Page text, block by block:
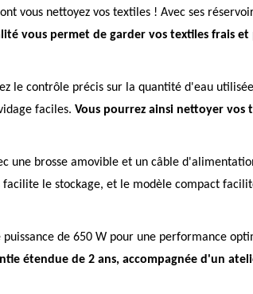
vous nettoyez vos textiles ! Avec ses
vous permet de garder vos textiles frais
le contrôle précis sur la quantité d'eau
faciles. Vous pourrez ainsi nettoyer vos
une brosse amovible et un câble
le stockage, et le modèle compact
de 650 W pour une performance
étendue de 2 ans, accompagnée d'un